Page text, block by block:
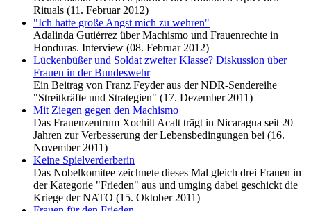
Rituals (11. Februar 2012)
"Ich hatte große Angst mich zu wehren"
Adalinda Gutiérrez über Machismo und Frauenrechte in
Honduras. Interview (08. Februar 2012)
Lückenbüßer und Soldat zweiter Klasse? Diskussion über
Frauen in der Bundeswehr
Ein Beitrag von Franz Feyder aus der NDR-Sendereihe
"Streitkräfte und Strategien" (17. Dezember 2011)
Mit Ziegen gegen den Machismo
Das Frauenzentrum Xochilt Acalt trägt in Nicaragua seit 20
Jahren zur Verbesserung der Lebensbedingungen bei (16.
November 2011)
Keine Spielverderberin
Das Nobelkomitee zeichnete dieses Mal gleich drei Frauen in
der Kategorie "Frieden" aus und umging dabei geschickt die
Kriege der NATO (15. Oktober 2011)